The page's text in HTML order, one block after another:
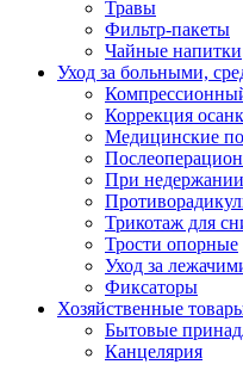
Травы
Фильтр-пакеты
Чайные напитки
Уход за больными,
Коррекция
Медицинские
При недержании
Трикотаж для
Трости опорные
Уход за
Фиксаторы
Хозяйственные
Бытовые
Канцелярия